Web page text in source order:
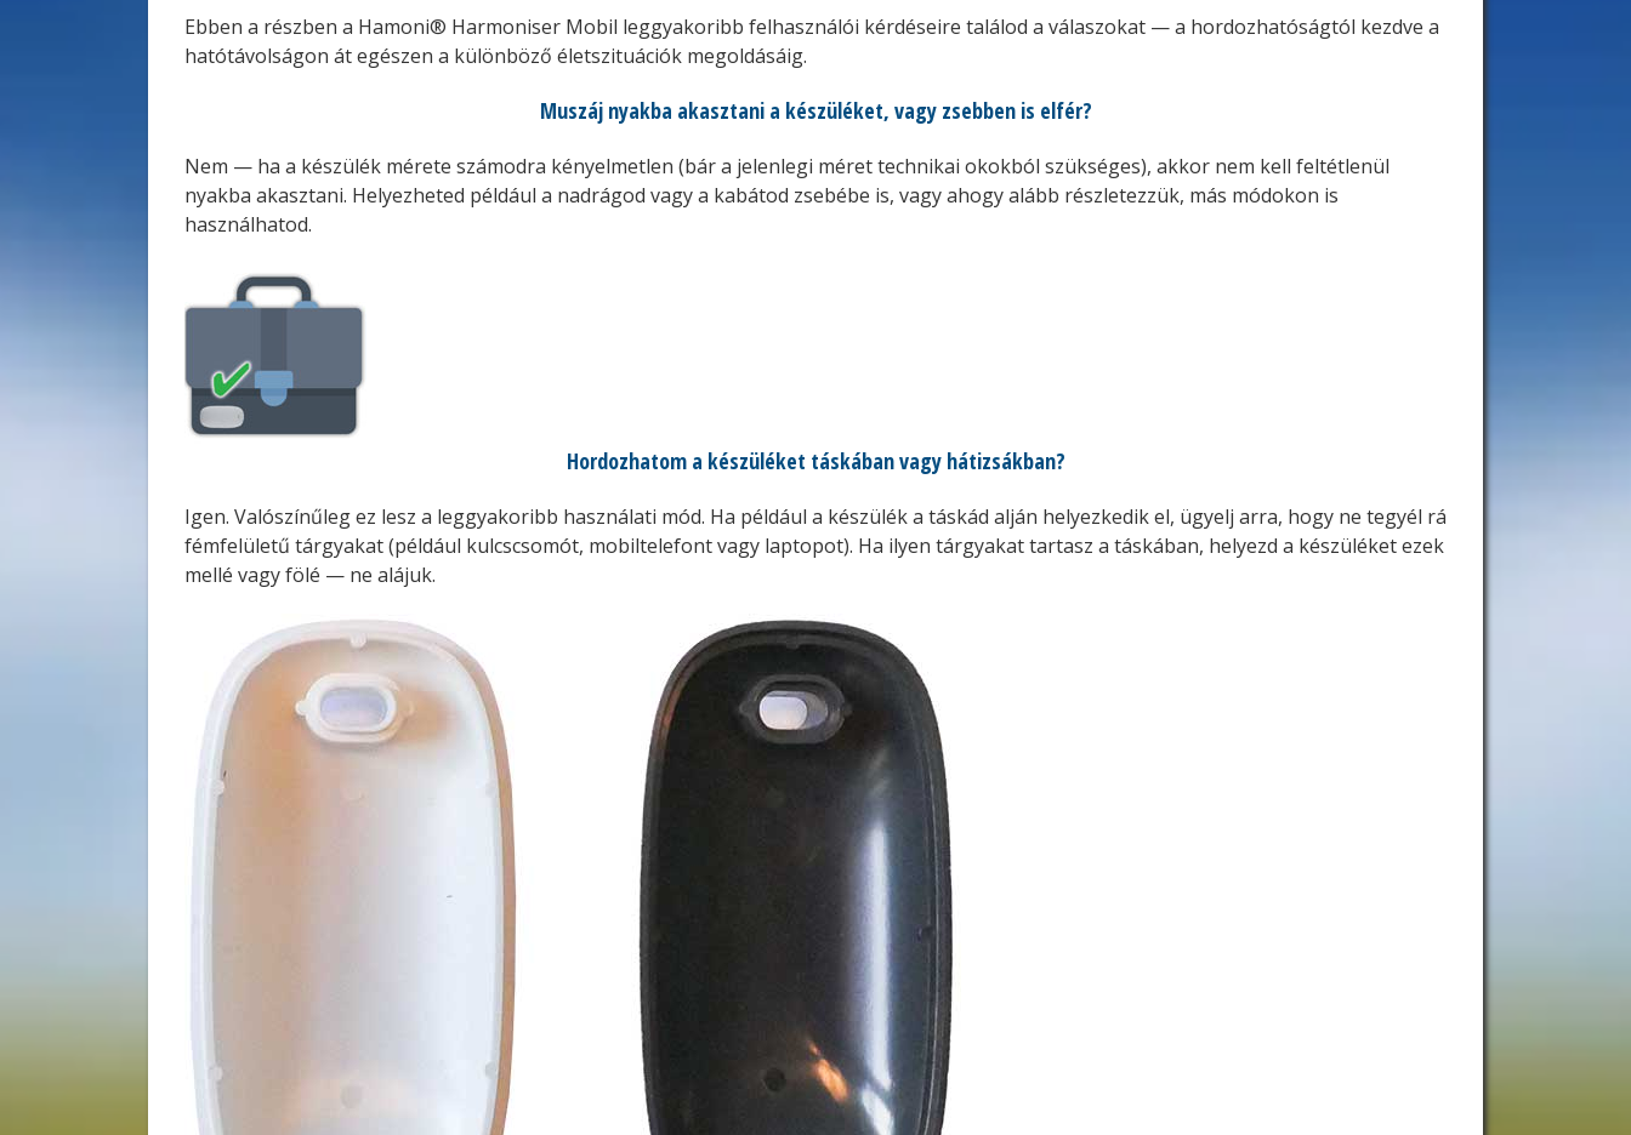
Ebben a részben a Hamoni® Harmoniser Mobil leggyakoribb felhasználói kérdéseire találod a válaszokat — a hordozhatóságtól kezdve a
hatótávolságon át egészen a különböző életszituációk megoldásáig.
Muszáj nyakba akasztani a készüléket, vagy zsebben is elfér?
Nem — ha a készülék mérete számodra kényelmetlen (bár a jelenlegi méret technikai okokból szükséges), akkor nem kell feltétlenül
nyakba akasztani. Helyezheted például a nadrágod vagy a kabátod zsebébe is, vagy ahogy alább részletezzük, más módokon is
használhatod.
Hordozhatom a készüléket táskában vagy hátizsákban?
Igen. Valószínűleg ez lesz a leggyakoribb használati mód. Ha például a készülék a táskád alján helyezkedik el, ügyelj arra, hogy ne tegyél rá
fémfelületű tárgyakat (például kulcscsomót, mobiltelefont vagy laptopot). Ha ilyen tárgyakat tartasz a táskában, helyezd a készüléket ezek
mellé vagy fölé — ne alájuk.